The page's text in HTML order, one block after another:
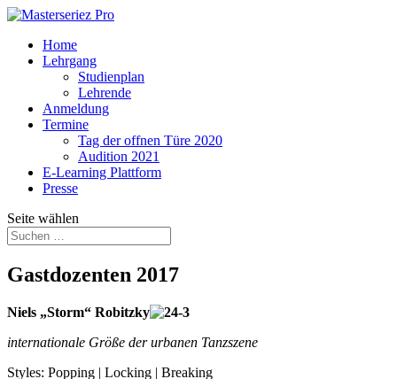
Home
Lehrgang
Studienplan
Lehrende
Anmeldung
Termine
Tag der offnen Türe 2020
Audition 2021
E-Learning Plattform
Presse
Seite wählen
Gastdozenten 2017
Niels „Storm“ Robitzky
internationale Größe der urbanen Tanzszene
Styles: Popping | Locking | Breaking